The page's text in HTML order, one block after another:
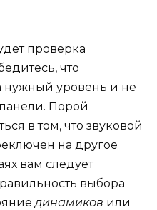
проверка
что
нужный уровень и не
Порой
в том, что звуковой
на другое
вам следует
выбора
динамиков или